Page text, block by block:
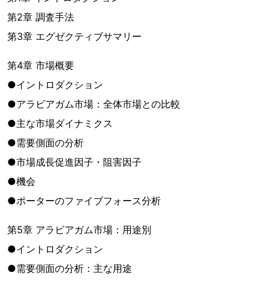
第2章 調査手法
第3章 エグゼクティブサマリー
第4章 市場概要
●イントロダクション
●アラビアガム市場：全体市場との比較
●主な市場ダイナミクス
●需要側面の分析
●市場成長促進因子・阻害因子
●機会
●ポーターのファイブフォース分析
第5章 アラビアガム市場：用途別
●イントロダクション
●需要側面の分析：主な用途